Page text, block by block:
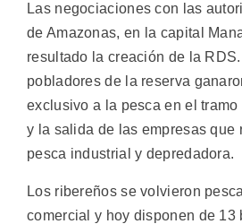
Las negociaciones con las
de Amazonas, en la capital
resultado la creación de la
pobladores de la reserva
exclusivo a la pesca en el
y la salida de las empresas que
pesca industrial y depredadora.
Los ribereños se volvieron
comercial y hoy disponen de 13